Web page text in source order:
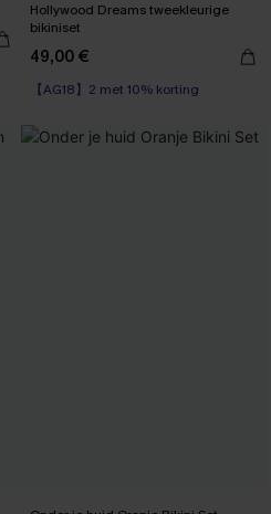
Hollywood Dreams tweekleurige
bikiniset
49,00 €
【AG18】2 met 10% korting
Op voorraad